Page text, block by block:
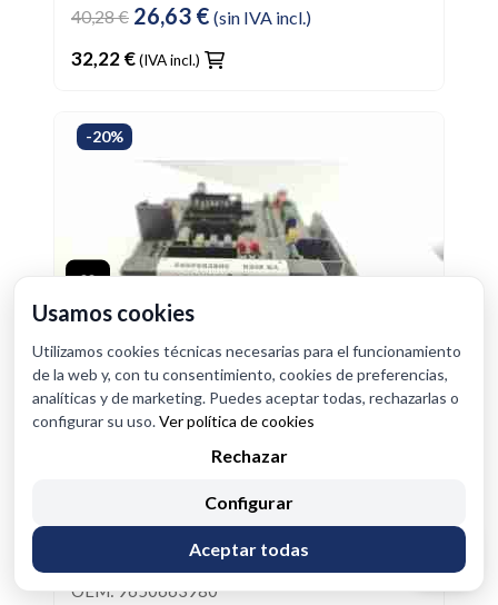
40,28 € 26,63 € (sin IVA incl.)
32,22 €(IVA incl.)
-20%
OEM: 9650663980
Usamos cookies
Utilizamos cookies técnicas necesarias para el funcionamiento
de la web y, con tu consentimiento, cookies de preferencias,
analíticas y de marketing. Puedes aceptar todas, rechazarlas o
configurar su uso.Ver política de cookies
Rechazar
Configurar
Aceptar todas